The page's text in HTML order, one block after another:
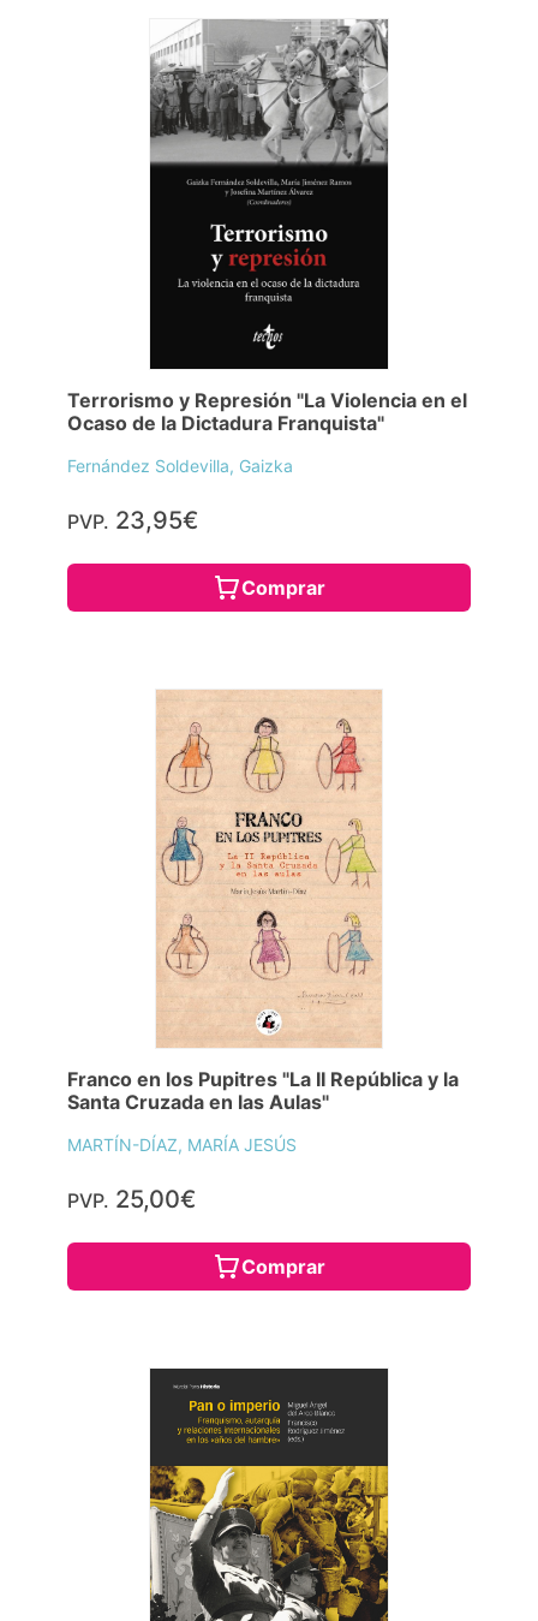
Terrorismo y Represión "La Violencia en el
Ocaso de la Dictadura Franquista"
Fernández Soldevilla, Gaizka
PVP. 23,95€
Comprar
Franco en los Pupitres "La II República y la
Santa Cruzada en las Aulas"
MARTÍN-DÍAZ, MARÍA JESÚS
PVP. 25,00€
Comprar